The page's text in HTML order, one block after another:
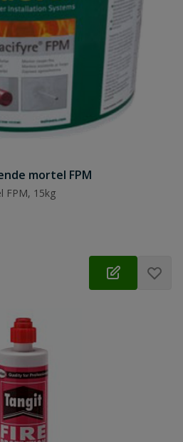
mortel FPM
FPM, 15kg